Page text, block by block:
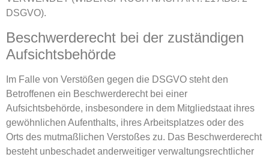
DSGVO).
Beschwerde­recht bei der zuständigen
Aufsichts­behörde
Im Falle von Verstößen gegen die DSGVO steht den
Betroffenen ein Beschwerderecht bei einer
Aufsichtsbehörde, insbesondere in dem Mitgliedstaat ihres
gewöhnlichen Aufenthalts, ihres Arbeitsplatzes oder des
Orts des mutmaßlichen Verstoßes zu. Das Beschwerderecht
besteht unbeschadet anderweitiger verwaltungsrechtlicher